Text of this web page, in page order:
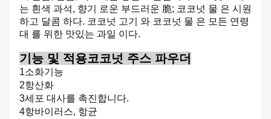
는 흰색 과석, 향기 로운 부드러운 脆; 코코넛 물 은 시원
하고 달콤 하다. 코코넛 고기 와 코코넛 물 은 모든 연령
대 를 위한 맛있는 과일 이다.
기능 및 적용코코넛 주스 파우더
1소화기능
2항산화
3세포 대사를 촉진합니다.
4항바이러스, 항균